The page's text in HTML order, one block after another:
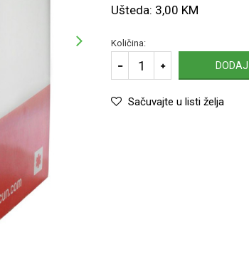
Ušteda: 3,00 KM
Količina:
Sačuvajte u listi želja